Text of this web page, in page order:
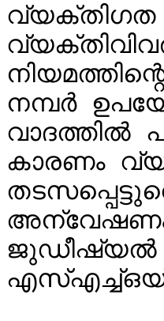
നമ്പർ
വാദത്തിൽ
കാരണം
ജുഡീഷ്യൽ മജിസ്‌ട്രേറ്റ്